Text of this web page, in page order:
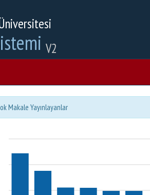
V2
Makale Yayınlayanlar